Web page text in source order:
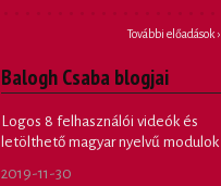
További előadások ›
Balogh Csaba blogjai
Logos 8 felhasználói videók és
letölthető magyar nyelvű modulok
2019-11-30